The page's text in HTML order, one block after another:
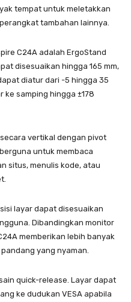
tempat untuk meletakkan
tambahan lainnya.
C24A adalah ErgoStand
disesuaikan hingga 165 mm,
diatur dari -5 hingga 35
samping hingga ±178
vertikal dengan pivot
untuk membaca
situs, menulis kode, atau
layar dapat disesuaikan
Dibandingkan monitor
memberikan lebih banyak
yang nyaman.
quick-release. Layar dapat
ke dudukan VESA apabila